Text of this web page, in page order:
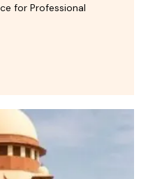
for Professional